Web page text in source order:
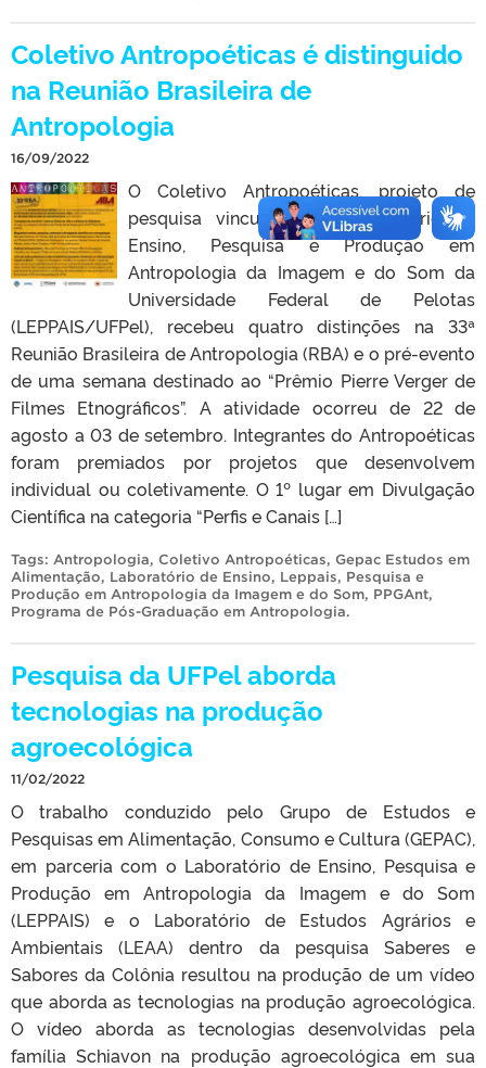
Coletivo Antropoéticas é distinguido
na Reunião Brasileira de
Antropologia
16/09/2022
O Coletivo Antropoéticas, projeto de
pesquisa vinculado ao Laboratório de
Ensino, Pesquisa e Produção em
Antropologia da Imagem e do Som da
Universidade Federal de Pelotas
(LEPPAIS/UFPel), recebeu quatro distinções na 33ª
Reunião Brasileira de Antropologia (RBA) e o pré-evento
de uma semana destinado ao “Prêmio Pierre Verger de
Filmes Etnográficos”. A atividade ocorreu de 22 de
agosto a 03 de setembro. Integrantes do Antropoéticas
foram premiados por projetos que desenvolvem
individual ou coletivamente. O 1º lugar em Divulgação
Científica na categoria “Perfis e Canais […]
Tags: Antropologia, Coletivo Antropoéticas, Gepac Estudos em
Alimentação, Laboratório de Ensino, Leppais, Pesquisa e
Produção em Antropologia da Imagem e do Som, PPGAnt,
Programa de Pós-Graduação em Antropologia.
Pesquisa da UFPel aborda
tecnologias na produção
agroecológica
11/02/2022
O trabalho conduzido pelo Grupo de Estudos e
Pesquisas em Alimentação, Consumo e Cultura (GEPAC),
em parceria com o Laboratório de Ensino, Pesquisa e
Produção em Antropologia da Imagem e do Som
(LEPPAIS) e o Laboratório de Estudos Agrários e
Ambientais (LEAA) dentro da pesquisa Saberes e
Sabores da Colônia resultou na produção de um vídeo
que aborda as tecnologias na produção agroecológica.
O vídeo aborda as tecnologias desenvolvidas pela
família Schiavon na produção agroecológica em sua